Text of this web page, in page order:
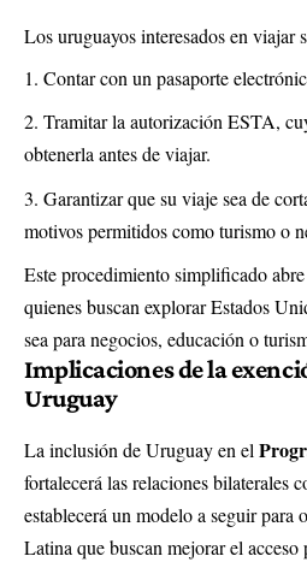
Los uruguayos interesados en viajar
Contar con un pasaporte
Tramitar la autorización ESTA,
obtenerla antes de viajar.
Garantizar que su viaje sea de
motivos permitidos como turismo o
Este procedimiento simplificado
quienes buscan explorar Estados
sea para negocios, educación o
Implicaciones de la
Uruguay
La inclusión de Uruguay en el
fortalecerá las relaciones bilaterales
establecerá un modelo a seguir para
Latina que buscan mejorar el acceso